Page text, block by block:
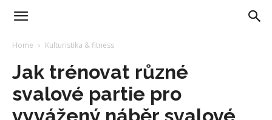
Home Kulturistika & fitness
Jak trénovat různé
svalové partie pro
vyvážený náběr svalové